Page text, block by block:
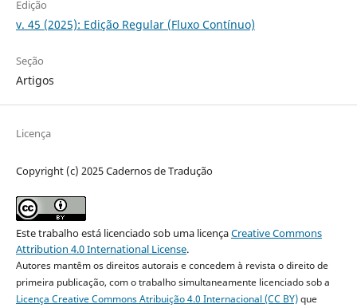
Edição
v. 45 (2025): Edição Regular (Fluxo Contínuo)
Seção
Artigos
Licença
Copyright (c) 2025 Cadernos de Tradução
Este trabalho está licenciado sob uma licençaCreative Commons
Attribution 4.0 International License.
Autores mantêm os direitos autorais e concedem à revista o direito de
primeira publicação, com o trabalho simultaneamente licenciado sob a
Licença Creative Commons Atribuição 4.0 Internacional (CC BY)que